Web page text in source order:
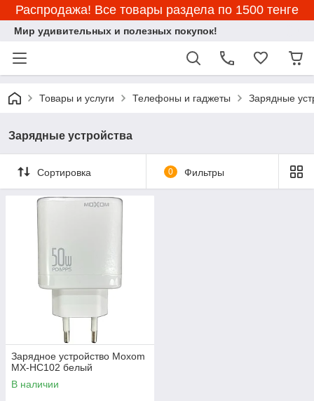
Распродажа! Все товары раздела по 1500 тенге
Мир удивительных и полезных покупок!
Товары и услуги Телефоны и гаджеты Зарядные
Зарядные устройства
Сортировка 0 Фильтры
Зарядное устройство Moxom
MX-HC102 белый
В наличии